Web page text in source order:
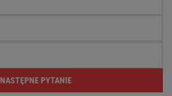
NASTĘPNE PYTANIE